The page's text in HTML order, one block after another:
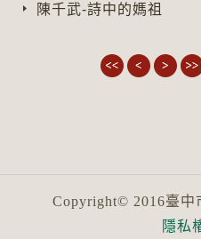
陳千武-詩中的媽祖
Copyright© 2016臺中
隱私